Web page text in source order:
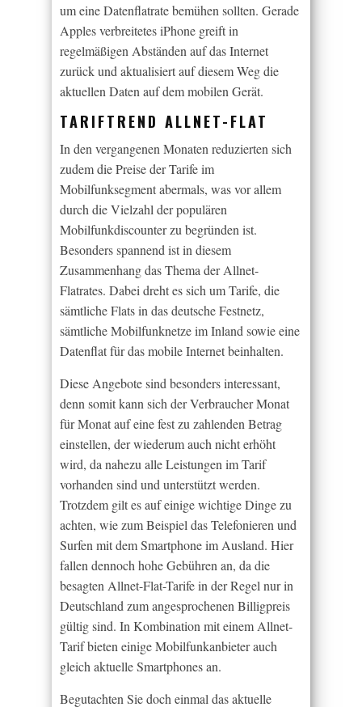
um eine Datenflatrate bemühen sollten. Gerade
Apples verbreitetes iPhone greift in
regelmäßigen Abständen auf das Internet
zurück und aktualisiert auf diesem Weg die
aktuellen Daten auf dem mobilen Gerät.
TARIFTREND ALLNET-FLAT
In den vergangenen Monaten reduzierten sich
zudem die Preise der Tarife im
Mobilfunksegment abermals, was vor allem
durch die Vielzahl der populären
Mobilfunkdiscounter zu begründen ist.
Besonders spannend ist in diesem
Zusammenhang das Thema der Allnet-
Flatrates. Dabei dreht es sich um Tarife, die
sämtliche Flats in das deutsche Festnetz,
sämtliche Mobilfunknetze im Inland sowie eine
Datenflat für das mobile Internet beinhalten.
Diese Angebote sind besonders interessant,
denn somit kann sich der Verbraucher Monat
für Monat auf eine fest zu zahlenden Betrag
einstellen, der wiederum auch nicht erhöht
wird, da nahezu alle Leistungen im Tarif
vorhanden sind und unterstützt werden.
Trotzdem gilt es auf einige wichtige Dinge zu
achten, wie zum Beispiel das Telefonieren und
Surfen mit dem Smartphone im Ausland. Hier
fallen dennoch hohe Gebühren an, da die
besagten Allnet-Flat-Tarife in der Regel nur in
Deutschland zum angesprochenen Billigpreis
gültig sind. In Kombination mit einem Allnet-
Tarif bieten einige Mobilfunkanbieter auch
gleich aktuelle Smartphones an.
Begutachten Sie doch einmal das aktuelle